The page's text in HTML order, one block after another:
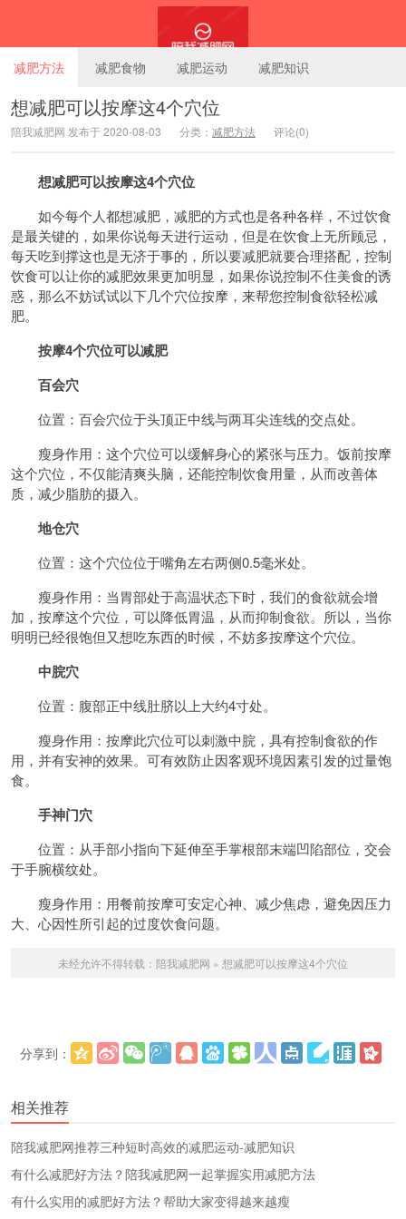
陪我减肥网
减肥方法 减肥食物 减肥运动 减肥知识
想减肥可以按摩这4个穴位
陪我减肥网 发布于 2020-08-03 分类： 减肥方法 评论(0)
想减肥可以按摩这4个穴位
如今每个人都想减肥，减肥的方式也是各种各样，不过饮食
是最关键的，如果你说每天进行运动，但是在饮食上无所顾忌，
每天吃到撑这也是无济于事的，所以要减肥就要合理搭配，控制
饮食可以让你的减肥效果更加明显，如果你说控制不住美食的诱
惑，那么不妨试试以下几个穴位按摩，来帮您控制食欲轻松减
肥。
按摩4个穴位可以减肥
百会穴
位置：百会穴位于头顶正中线与两耳尖连线的交点处。
瘦身作用：这个穴位可以缓解身心的紧张与压力。饭前按摩
这个穴位，不仅能清爽头脑，还能控制饮食用量，从而改善体
质，减少脂肪的摄入。
地仓穴
位置：这个穴位位于嘴角左右两侧0.5毫米处。
瘦身作用：当胃部处于高温状态下时，我们的食欲就会增
加，按摩这个穴位，可以降低胃温，从而抑制食欲。所以，当你
明明已经很饱但又想吃东西的时候，不妨多按摩这个穴位。
中脘穴
位置：腹部正中线肚脐以上大约4寸处。
瘦身作用：按摩此穴位可以刺激中脘，具有控制食欲的作
用，并有安神的效果。可有效防止因客观环境因素引发的过量饱
食。
手神门穴
位置：从手部小指向下延伸至手掌根部末端凹陷部位，交会
于手腕横纹处。
瘦身作用：用餐前按摩可安定心神、减少焦虑，避免因压力
大、心因性所引起的过度饮食问题。
未经允许不得转载： 陪我减肥网 » 想减肥可以按摩这4个穴位
分享到：
相关推荐
陪我减肥网推荐三种短时高效的减肥运动-减肥知识
有什么减肥好方法？陪我减肥网一起掌握实用减肥方法
有什么实用的减肥好方法？帮助大家变得越来越瘦